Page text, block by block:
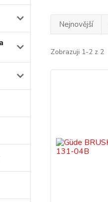
Nejnovější
Zobrazuji 1-2 z 2